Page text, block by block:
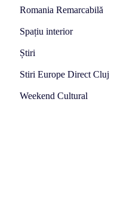
Romania Remarcabilă
Spațiu interior
Știri
Stiri Europe Direct Cluj
Weekend Cultural